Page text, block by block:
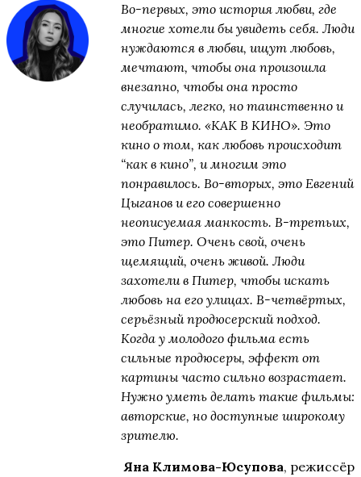
Во-первых, это история любви, где
многие хотели бы увидеть себя. Люди
нуждаются в любви, ищут любовь,
мечтают, чтобы она произошла
внезапно, чтобы она просто
случилась, легко, но таинственно и
необратимо. «КАК В КИНО». Это
кино о том, как любовь происходит
“как в кино”, и многим это
понравилось. Во-вторых, это Евгений
Цыганов и его совершенно
неописуемая манкость. В-третьих,
это Питер. Очень свой, очень
щемящий, очень живой. Люди
захотели в Питер, чтобы искать
любовь на его улицах. В-четвёртых,
серьёзный продюсерский подход.
Когда у молодого фильма есть
сильные продюсеры, эффект от
картины часто сильно возрастает.
Нужно уметь делать такие фильмы:
авторские, но доступные широкому
зрителю.
Яна Климова-Юсупова, режиссёр